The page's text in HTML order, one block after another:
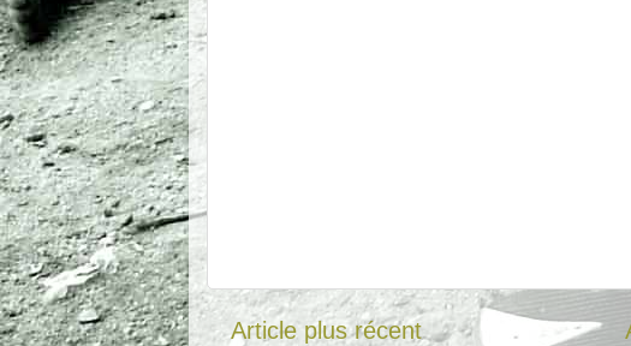
Article plus récent